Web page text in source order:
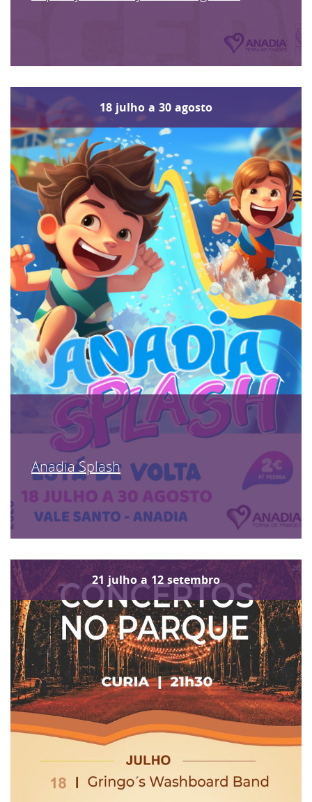
18 julho a 30 agosto
Anadia Splash
21 julho a 12 setembro